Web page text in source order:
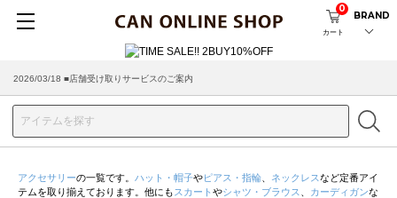
カート
0
BRAND
2026/03/18 ■店舗受け取りサービスのご案内
アクセサリーの一覧です。 ハット・帽子やピアス・指輪 ネックレスなど定番アイ
テムを取り揃えております。他にも スカート やシャツ・ブラウス カーディガンな